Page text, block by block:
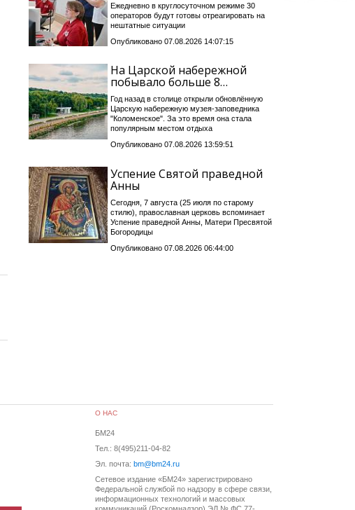
Ежедневно в круглосуточном режиме 30
операторов будут готовы отреагировать на
нештатные ситуации
Опубликовано 07.08.2026 14:07:15
На Царской набережной
побывало больше 8…
Год назад в столице открыли обновлённую
Царскую набережную музея-заповедника
"Коломенское". За это время она стала
популярным местом отдыха
Опубликовано 07.08.2026 13:59:51
Успение Святой праведной
Анны
Сегодня, 7 августа (25 июля по старому
стилю), православная церковь вспоминает
Успение праведной Анны, Матери Пресвятой
Богородицы
Опубликовано 07.08.2026 06:44:00
О НАС
БМ24
Тел.: 8(495)211-04-82
Эл. почта: bm@bm24.ru
Сетевое издание «БМ24» зарегистрировано
Федеральной службой по надзору в сфере связи,
информационных технологий и массовых